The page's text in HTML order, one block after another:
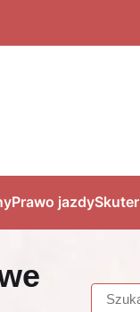
Prawo jazdySkuter